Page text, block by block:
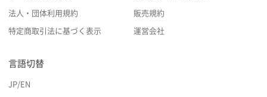
法人・団体利用規約 販売規約
特定商取引法に基づく表示 運営会社
言語切替
JP/EN